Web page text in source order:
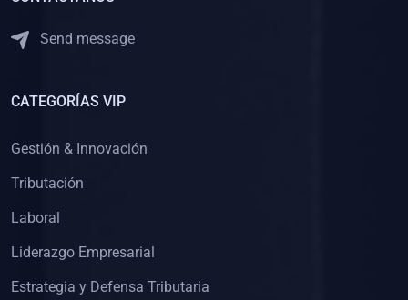
Send message
CATEGORÍAS VIP
Gestión & Innovación
Tributación
Laboral
Liderazgo Empresarial
Estrategia y Defensa Tributaria